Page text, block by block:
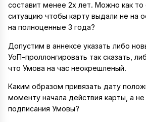
составит менее 2х лет. Можно как то
ситуацию чтобы карту выдали не на
на полноценные 3 года?
Допустим в аннексе указать либо
УоП-проллонгировать так сказать,
что Умова на час неокрешленый.
Каким образом привязать дату
моменту начала действия карты, а
подписания Умовы?